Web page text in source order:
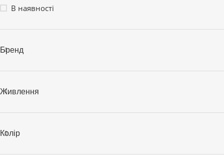
В наявності
Бренд
Живлення
Колір